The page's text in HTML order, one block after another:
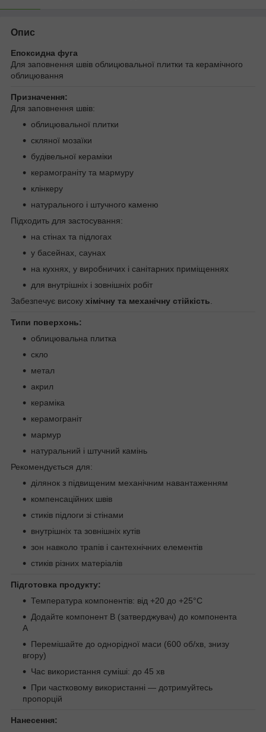
Опис
Епоксидна фуга
Для заповнення швів облицювальної плитки та керамічного
облицювання
Призначення:
Для заповнення швів:
облицювальної плитки
скляної мозаїки
будівельної кераміки
керамограніту та мармуру
клінкеру
натурального і штучного каменю
Підходить для застосування:
на стінах та підлогах
у басейнах, саунах
на кухнях, у виробничих і санітарних приміщеннях
для внутрішніх і зовнішніх робіт
Забезпечує високу хімічну та механічну стійкість
Типи поверхонь:
облицювальна плитка
скло
метал
акрил
кераміка
керамограніт
мармур
натуральний і штучний камінь
Рекомендується для:
ділянок з підвищеним механічним навантаженням
компенсаційних швів
стиків підлоги зі стінами
внутрішніх та зовнішніх кутів
зон навколо трапів і сантехнічних елементів
стиків різних матеріалів
Підготовка продукту:
Температура компонентів: від +20 до +25°C
Додайте компонент B (затверджувач) до компонента
A
Перемішайте до однорідної маси (600 об/хв, знизу
вгору)
Час використання суміші: до 45 хв
При частковому використанні — дотримуйтесь
пропорцій
Нанесення: